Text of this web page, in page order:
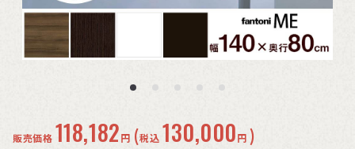
販売価格 118,182円 (税込 130,000円 )